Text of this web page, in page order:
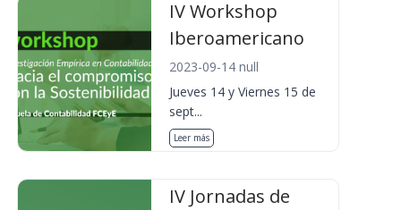
IV Workshop
Iberoamericano
2023-09-14 null
Jueves 14 y Viernes 15 de
sept...
Leer más
IV Jornadas de